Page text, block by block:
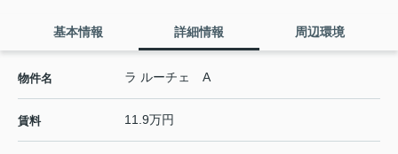
基本情報 詳細情報 周辺環境
物件名 ラ ルーチェ A
賃料 11.9万円